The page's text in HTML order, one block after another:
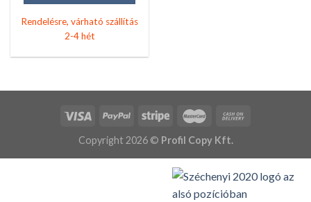
Rendelésre, várható szállítás
2-4 hét
Copyright 2026 © Profil Copy Kft.